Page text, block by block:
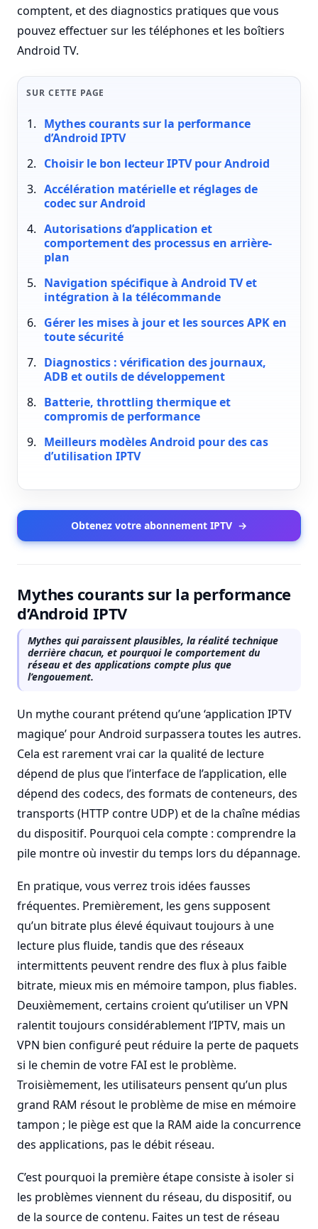
comptent, et des diagnostics pratiques que vous
pouvez effectuer sur les téléphones et les boîtiers
Android TV.
SUR CETTE PAGE
Mythes courants sur la performance
d’Android IPTV
Choisir le bon lecteur IPTV pour Android
Accélération matérielle et réglages de
codec sur Android
Autorisations d’application et
comportement des processus en arrière-
plan
Navigation spécifique à Android TV et
intégration à la télécommande
Gérer les mises à jour et les sources APK en
toute sécurité
Diagnostics : vérification des journaux,
ADB et outils de développement
Batterie, throttling thermique et
compromis de performance
Meilleurs modèles Android pour des cas
d’utilisation IPTV
Obtenez votre abonnement IPTV →
Mythes courants sur la performance
d’Android IPTV
Mythes qui paraissent plausibles, la réalité technique
derrière chacun, et pourquoi le comportement du
réseau et des applications compte plus que
l’engouement.
Un mythe courant prétend qu’une ‘application IPTV
magique’ pour Android surpassera toutes les autres.
Cela est rarement vrai car la qualité de lecture
dépend de plus que l’interface de l’application, elle
dépend des codecs, des formats de conteneurs, des
transports (HTTP contre UDP) et de la chaîne médias
du dispositif. Pourquoi cela compte : comprendre la
pile montre où investir du temps lors du dépannage.
En pratique, vous verrez trois idées fausses
fréquentes. Premièrement, les gens supposent
qu’un bitrate plus élevé équivaut toujours à une
lecture plus fluide, tandis que des réseaux
intermittents peuvent rendre des flux à plus faible
bitrate, mieux mis en mémoire tampon, plus fiables.
Deuxièmement, certains croient qu’utiliser un VPN
ralentit toujours considérablement l’IPTV, mais un
VPN bien configuré peut réduire la perte de paquets
si le chemin de votre FAI est le problème.
Troisièmement, les utilisateurs pensent qu’un plus
grand RAM résout le problème de mise en mémoire
tampon ; le piège est que la RAM aide la concurrence
des applications, pas le débit réseau.
C’est pourquoi la première étape consiste à isoler si
les problèmes viennent du réseau, du dispositif, ou
de la source de contenu. Faites un test de réseau